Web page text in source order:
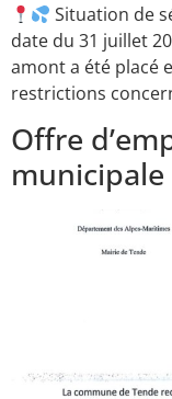
Situation de
date du 31 juillet
amont a été placé
restrictions
Offre
municipale